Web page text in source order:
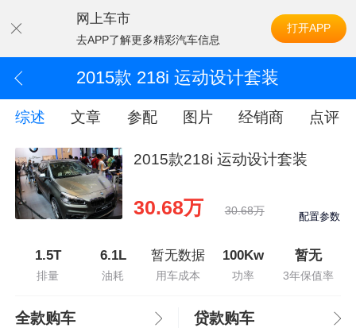
网上车市
去APP了解更多精彩汽车信息
打开APP
2015款 218i 运动设计套装
综述 文章 参配 图片 经销商 点评
2015款218i 运动设计套装
30.68万 30.68万 配置参数
1.5T
排量
6.1L
油耗
暂无数据
用车成本
100Kw
功率
暂无
3年保值率
全款购车 贷款购车